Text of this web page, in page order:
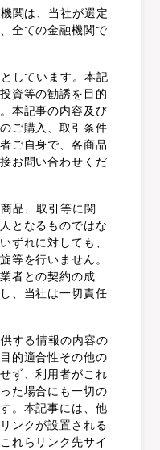
関は、当社が選定
全ての金融機関で
しています。本記
資等の勧誘を目的
本記事の内容及び
ご購入、取引条件
ご自身で、各商品
お問い合わせくだ
品、取引等に関
となるものではな
ずれに対しても、
等を行いません。
者との契約の成
、当社は一切責任
する情報の内容の
的適合性その他の
ず、利用者がこれ
た場合にも一切の
。本記事には、他
ンクが設置される
れらリンク先サイ